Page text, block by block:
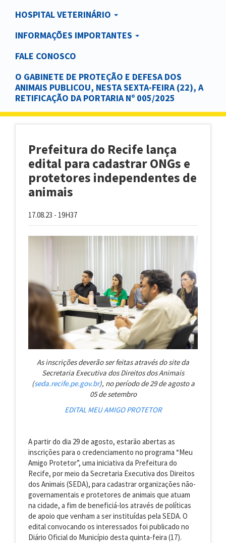
HOSPITAL VETERINÁRIO
INFORMAÇÕES IMPORTANTES
FALE CONOSCO
O GABINETE DE PROTEÇÃO E DEFESA DOS
ANIMAIS PUBLICOU, NESTA SEXTA-FEIRA (22), A
RETIFICAÇÃO DA PORTARIA Nº 005/2025
Prefeitura do Recife lança
edital para cadastrar ONGs e
protetores independentes de
animais
17.08.23 - 19H37
As inscrições deverão ser feitas através do site da
Secretaria Executiva dos Direitos dos Animais
(seda.recife.pe.gov.br), no período de 29 de agosto a
05 de setembro
EDITAL MEU AMIGO PROTETOR
A partir do dia 29 de agosto, estarão abertas as
inscrições para o credenciamento no programa “Meu
Amigo Protetor”, uma iniciativa da Prefeitura do
Recife, por meio da Secretaria Executiva dos Direitos
dos Animais (SEDA), para cadastrar organizações não-
governamentais e protetores de animais que atuam
na cidade, a fim de beneficiá-los através de políticas
de apoio que venham a ser instituídas pela SEDA. O
edital convocando os interessados foi publicado no
Diário Oficial do Município desta quinta-feira (17).